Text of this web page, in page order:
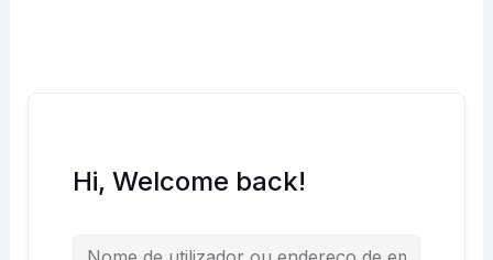
Hi, Welcome back!